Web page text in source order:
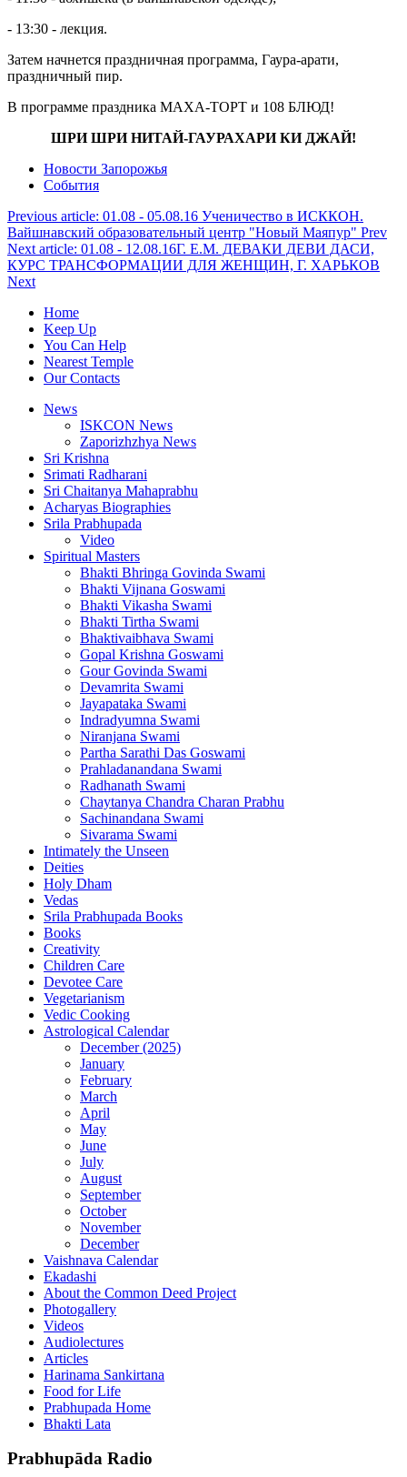
- 13:30 - лекция.
Затем начнется праздничная программа, Гаура-арати,
праздничный пир.
В программе праздника МАХА-ТОРТ и 108 БЛЮД!
ШРИ ШРИ НИТАЙ-ГАУРАХАРИ КИ ДЖАЙ!
Новости Запорожья
События
Previous article: 01.08 - 05.08.16 Ученичество в ИСККОН.
Вайшнавский образовательный центр "Новый Маяпур" Prev
Next article: 01.08 - 12.08.16Г. Е.М. ДЕВАКИ ДЕВИ ДАСИ,
КУРС ТРАНСФОРМАЦИИ ДЛЯ ЖЕНЩИН, Г. ХАРЬКОВ
Next
Home
Keep Up
You Can Help
Nearest Temple
Our Contacts
News
ISKCON News
Zaporizhzhya News
Sri Krishna
Srimati Radharani
Sri Chaitanya Mahaprabhu
Acharyas Biographies
Srila Prabhupada
Video
Spiritual Masters
Bhakti Bhringa Govinda Swami
Bhakti Vijnana Goswami
Bhakti Vikasha Swami
Bhakti Tirtha Swami
Bhaktivaibhava Swami
Gopal Krishna Goswami
Gour Govinda Swami
Devamrita Swami
Jayapataka Swami
Indradyumna Swami
Niranjana Swami
Partha Sarathi Das Goswami
Prahladanandana Swami
Radhanath Swami
Chaytanya Chandra Charan Prabhu
Sachinandana Swami
Sivarama Swami
Intimately the Unseen
Deities
Holy Dham
Vedas
Srila Prabhupada Books
Books
Creativity
Children Care
Devotee Care
Vegetarianism
Vedic Cooking
Astrological Calendar
December (2025)
January
February
March
April
May
June
July
August
September
October
November
December
Vaishnava Calendar
Ekadashi
About the Common Deed Project
Photogallery
Videos
Audiolectures
Articles
Harinama Sankirtana
Food for Life
Prabhupada Home
Bhakti Lata
Prabhupāda Radio